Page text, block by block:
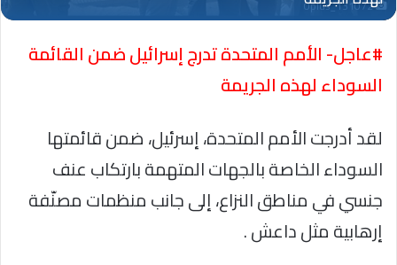
Oplus_131072
#عاجل- الأمم المتحدة تدرج إسرائيل ضمن القائمة
السوداء لهذه الجريمة
لقد أدرجت الأمم المتحدة، إسرئيل، ضمن قائمتها
السوداء الخاصة بالجهات المتهمة بارتكاب عنف
جنسي في مناطق النزاع، إلى جانب منظمات مصنّفة
إرهابية مثل داعش .